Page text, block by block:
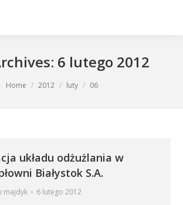
6 lutego 2012
Home 2012 luty 06
układu odżużlania w
Białystok S.A.
majdyk 6 lutego 2012